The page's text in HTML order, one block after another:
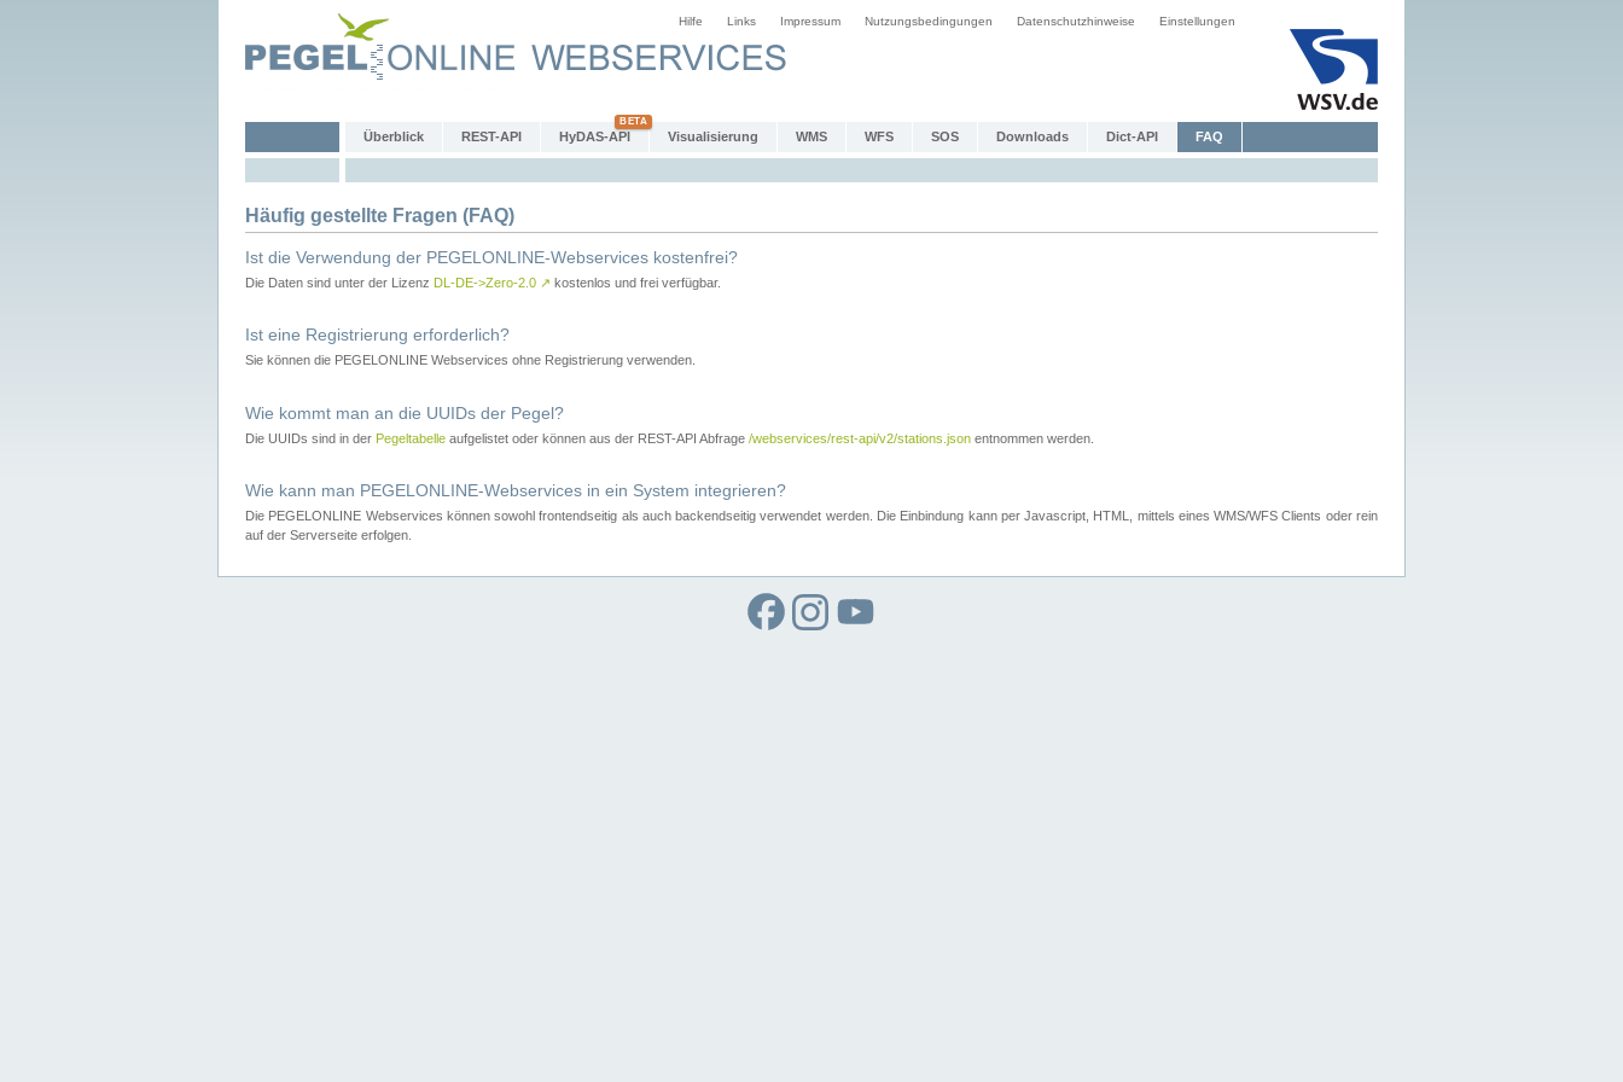
Hilfe Links Impressum Nutzungsbedingungen Datenschutzhinweise Einstellungen
Überblick REST-API HyDAS-API Visualisierung WMS WFS SOS Downloads Dict-API FAQ
Häufig gestellte Fragen (FAQ)
Ist die Verwendung der PEGELONLINE-Webservices kostenfrei?
Die Daten sind unter der Lizenz DL-DE->Zero-2.0 ↗ kostenlos und frei verfügbar.
Ist eine Registrierung erforderlich?
Sie können die PEGELONLINE Webservices ohne Registrierung verwenden.
Wie kommt man an die UUIDs der Pegel?
Die UUIDs sind in der Pegeltabelle aufgelistet oder können aus der REST-API Abfrage /webservices/rest-api/v2/stations.json entnommen werden.
Wie kann man PEGELONLINE-Webservices in ein System integrieren?
Die PEGELONLINE Webservices können sowohl frontendseitig als auch backendseitig verwendet werden. Die Einbindung kann per Javascript, HTML, mittels eines WMS/WFS Clients oder rein
auf der Serverseite erfolgen.